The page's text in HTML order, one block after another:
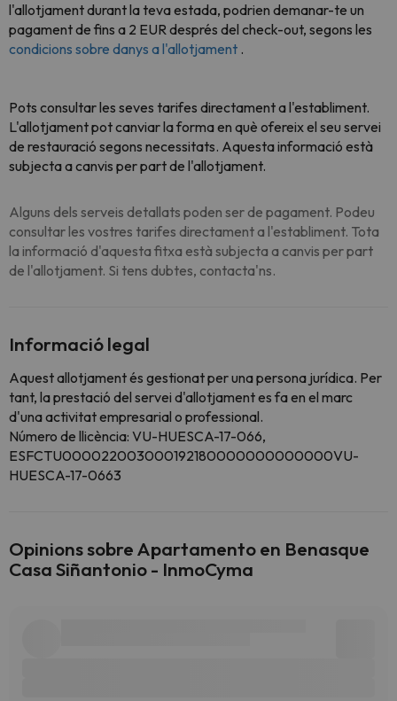
l'allotjament durant la teva estada, podrien demanar-te un
pagament de fins a 2 EUR després del check-out, segons les
condicions sobre danys a l'allotjament .
Pots consultar les seves tarifes directament a l'establiment.
L'allotjament pot canviar la forma en què ofereix el seu servei
de restauració segons necessitats. Aquesta informació està
subjecta a canvis per part de l'allotjament.
Alguns dels serveis detallats poden ser de pagament. Podeu
consultar les vostres tarifes directament a l'establiment. Tota
la informació d'aquesta fitxa està subjecta a canvis per part
de l'allotjament. Si tens dubtes, contacta'ns.
Informació legal
Aquest allotjament és gestionat per una persona jurídica. Per
tant, la prestació del servei d'allotjament es fa en el marc
d'una activitat empresarial o professional.
Número de llicència: VU-HUESCA-17-066,
ESFCTU000022003000192180000000000000VU-
HUESCA-17-0663
Opinions sobre Apartamento en Benasque
Casa Siñantonio - InmoCyma